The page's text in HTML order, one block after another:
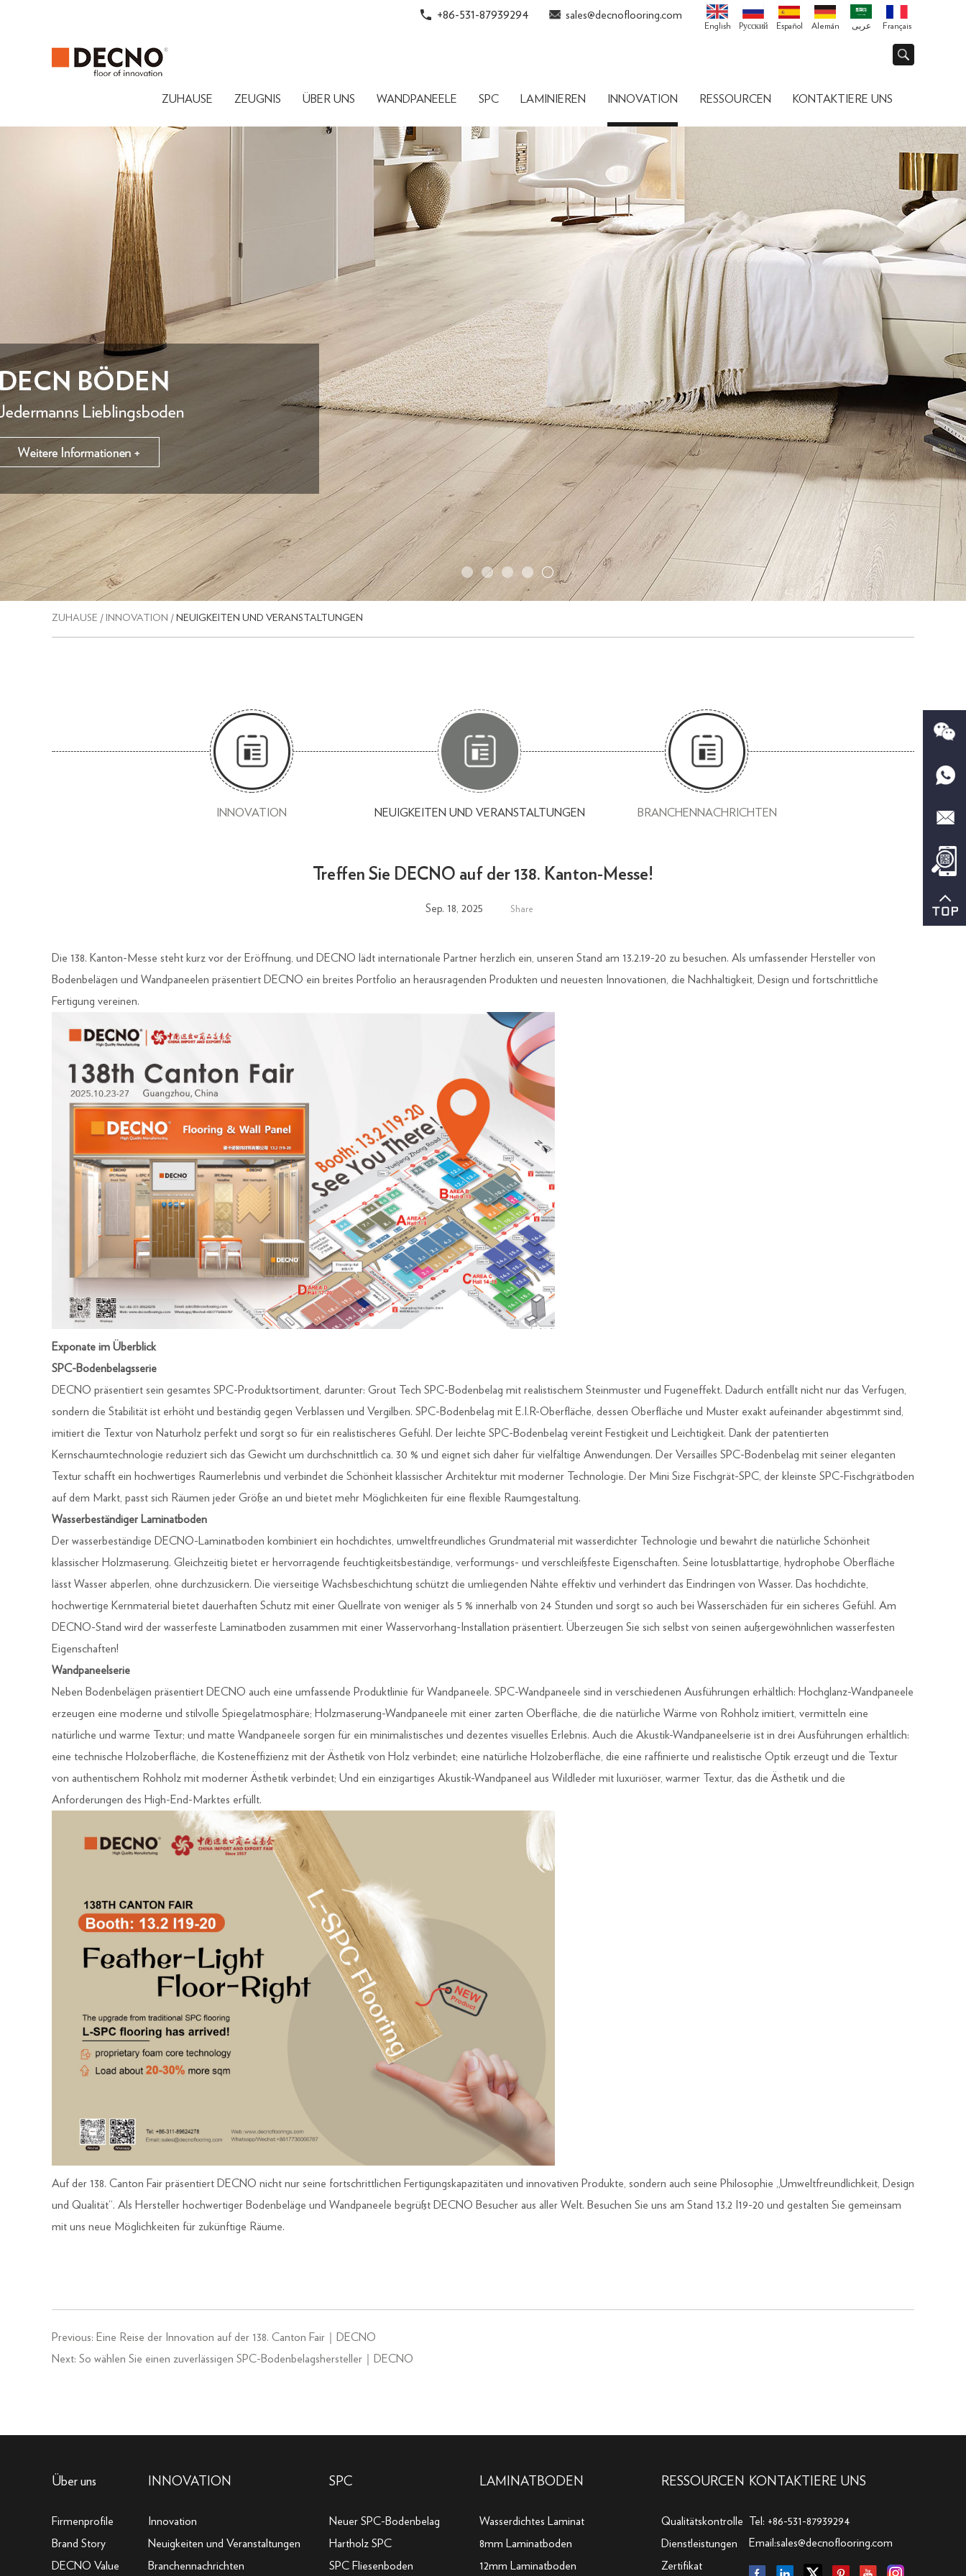
English Pусский Español Alemán عربى Français
+86-531-87939294 sales@decnoflooring.com
ZUHAUSE ZEUGNIS ÜBER UNS WANDPANEELE SPC LAMINIEREN INNOVATION RESSOURCEN KONTAKTIERE UNS
ZUHAUSE / INNOVATION / NEUIGKEITEN UND VERANSTALTUNGEN
INNOVATION NEUIGKEITEN UND VERANSTALTUNGEN BRANCHENNACHRICHTEN
Treffen Sie DECNO auf der 138. Kanton-Messe!
Sep. 18, 2025 Share
Die 138. Kanton-Messe steht kurz vor der Eröffnung, und DECNO lädt internationale Partner herzlich ein, unseren Stand am 13.2.19-20 zu besuchen. Als umfassender Hersteller von
Bodenbelägen und Wandpaneelen präsentiert DECNO ein breites Portfolio an herausragenden Produkten und neuesten Innovationen, die Nachhaltigkeit, Design und fortschrittliche
Fertigung vereinen.
Exponate im Überblick
SPC-Bodenbelagsserie
DECNO präsentiert sein gesamtes SPC-Produktsortiment, darunter: Grout Tech SPC-Bodenbelag mit realistischem Steinmuster und Fugeneffekt. Dadurch entfällt nicht nur das Verfugen,
sondern die Stabilität ist erhöht und beständig gegen Verblassen und Vergilben. SPC-Bodenbelag mit E.I.R-Oberfläche, dessen Oberfläche und Muster exakt aufeinander abgestimmt sind,
imitiert die Textur von Naturholz perfekt und sorgt so für ein realistischeres Gefühl. Der leichte SPC-Bodenbelag vereint Festigkeit und Leichtigkeit. Dank der patentierten
Kernschaumtechnologie reduziert sich das Gewicht um durchschnittlich ca. 30 % und eignet sich daher für vielfältige Anwendungen. Der Versailles SPC-Bodenbelag mit seiner eleganten
Textur schafft ein hochwertiges Raumerlebnis und verbindet die Schönheit klassischer Architektur mit moderner Technologie. Der Mini Size Fischgrät-SPC, der kleinste SPC-Fischgrätboden
auf dem Markt, passt sich Räumen jeder Größe an und bietet mehr Möglichkeiten für eine flexible Raumgestaltung.
Wasserbeständiger Laminatboden
Der wasserbeständige DECNO-Laminatboden kombiniert ein hochdichtes, umweltfreundliches Grundmaterial mit wasserdichter Technologie und bewahrt die natürliche Schönheit
klassischer Holzmaserung. Gleichzeitig bietet er hervorragende feuchtigkeitsbeständige, verformungs- und verschleißfeste Eigenschaften. Seine lotusblattartige, hydrophobe Oberfläche
lässt Wasser abperlen, ohne durchzusickern. Die vierseitige Wachsbeschichtung schützt die umliegenden Nähte effektiv und verhindert das Eindringen von Wasser. Das hochdichte,
hochwertige Kernmaterial bietet dauerhaften Schutz mit einer Quellrate von weniger als 5 % innerhalb von 24 Stunden und sorgt so auch bei Wasserschäden für ein sicheres Gefühl. Am
DECNO-Stand wird der wasserfeste Laminatboden zusammen mit einer Wasservorhang-Installation präsentiert. Überzeugen Sie sich selbst von seinen außergewöhnlichen wasserfesten
Eigenschaften!
Wandpaneelserie
Neben Bodenbelägen präsentiert DECNO auch eine umfassende Produktlinie für Wandpaneele. SPC-Wandpaneele sind in verschiedenen Ausführungen erhältlich: Hochglanz-Wandpaneele
erzeugen eine moderne und stilvolle Spiegelatmosphäre; Holzmaserung-Wandpaneele mit einer zarten Oberfläche, die die natürliche Wärme von Rohholz imitiert, vermitteln eine
natürliche und warme Textur; und matte Wandpaneele sorgen für ein minimalistisches und dezentes visuelles Erlebnis. Auch die Akustik-Wandpaneelserie ist in drei Ausführungen erhältlich:
eine technische Holzoberfläche, die Kosteneffizienz mit der Ästhetik von Holz verbindet; eine natürliche Holzoberfläche, die eine raffinierte und realistische Optik erzeugt und die Textur
von authentischem Rohholz mit moderner Ästhetik verbindet; Und ein einzigartiges Akustik-Wandpaneel aus Wildleder mit luxuriöser, warmer Textur, das die Ästhetik und die
Anforderungen des High-End-Marktes erfüllt.
Auf der 138. Canton Fair präsentiert DECNO nicht nur seine fortschrittlichen Fertigungskapazitäten und innovativen Produkte, sondern auch seine Philosophie „Umweltfreundlichkeit, Design
und Qualität“. Als Hersteller hochwertiger Bodenbeläge und Wandpaneele begrüßt DECNO Besucher aus aller Welt. Besuchen Sie uns am Stand 13.2 I19-20 und gestalten Sie gemeinsam
mit uns neue Möglichkeiten für zukünftige Räume.
Previous: Eine Reise der Innovation auf der 138. Canton Fair｜DECNO
Next: So wählen Sie einen zuverlässigen SPC-Bodenbelagshersteller｜DECNO
Über uns
Firmenprofile
Brand Story
DECNO Value
INNOVATION
Innovation
Neuigkeiten und Veranstaltungen
Branchennachrichten
SPC
Neuer SPC-Bodenbelag
Hartholz SPC
SPC Fliesenboden
LAMINATBODEN
Wasserdichtes Laminat
8mm Laminatboden
12mm Laminatboden
RESSOURCEN
Qualitätskontrolle
Dienstleistungen
Zertifikat
KONTAKTIERE UNS
Tel: +86-531-87939294
Email:sales@decnoflooring.com